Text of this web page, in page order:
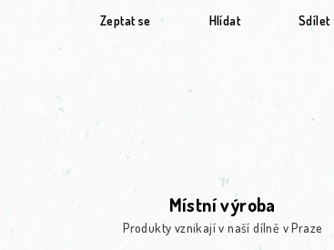
Zeptat se Hlídat Sdílet
Místní výroba
Produkty vznikají v naší dílně v Praze